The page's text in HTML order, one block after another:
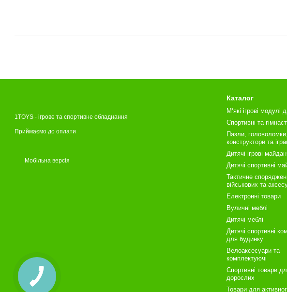
1TOYS - ігрове та спортивне обладнання
Приймаємо до оплати
Мобільна версія
Каталог
М‘які ігрові модулі
Спортивні та
Пазли, головоломки,
конструктори та
Дитячі ігрові
Дитячі спортивні
Тактичне
військових та
Електронні товари
Вуличні меблі
Дитячі меблі
Дитячі спортивні
для будинку
Велоаксесуари та
комплектуючі
Спортивні товари
дорослих
Товари для